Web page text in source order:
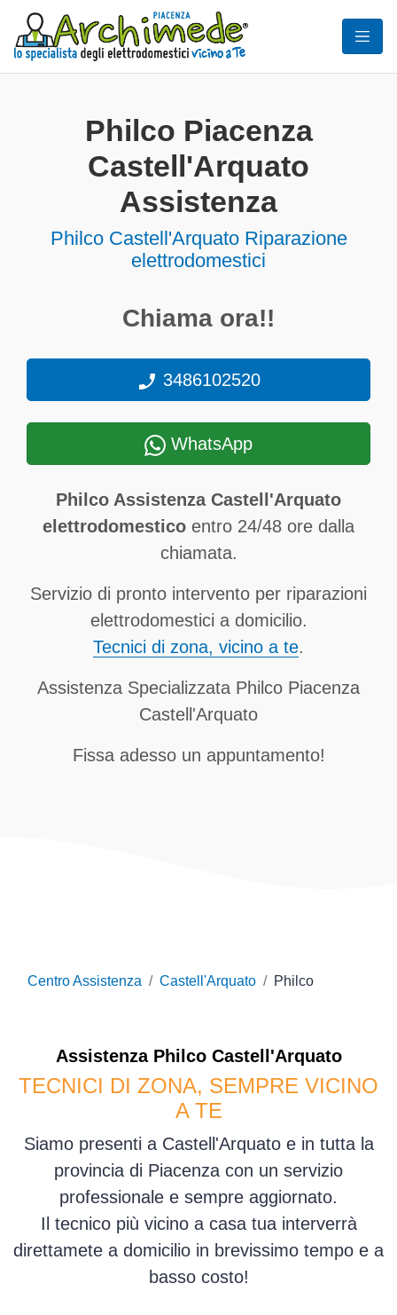
Philco Piacenza
Castell'Arquato
Assistenza
Philco Castell'Arquato Riparazione
elettrodomestici
Chiama ora!!
3486102520
WhatsApp
Philco Assistenza Castell'Arquato
elettrodomestico entro 24/48 ore dalla
chiamata.
Servizio di pronto intervento per riparazioni
elettrodomestici a domicilio.
Tecnici di zona, vicino a te.
Assistenza Specializzata Philco Piacenza
Castell'Arquato
Fissa adesso un appuntamento!
Centro Assistenza Castell'Arquato Philco
Assistenza PhilcoCastell'Arquato
TECNICI DI ZONA, SEMPRE VICINO
A TE
Siamo presenti a Castell'Arquato e in tutta la
provincia di Piacenza con un servizio
professionale e sempre aggiornato.
Il tecnico più vicino a casa tua interverrà
direttamete a domicilio in brevissimo tempo e a
basso costo!